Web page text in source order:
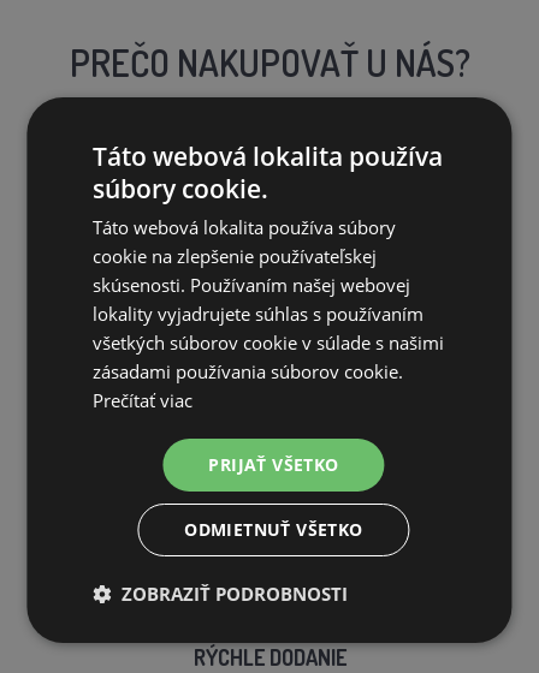
PREČO NAKUPOVAŤ U NÁS?
DOPRAVA ZDARMA
na všetky objednávky od 200€ vrátane DPH.
VLASTNÝ SKLAD
99 % produktov držíme priamo skladom
RÝCHLE DODANIE
Táto webová lokalita používa
súbory cookie.
Táto webová lokalita používa súbory
cookie na zlepšenie používateľskej
skúsenosti. Používaním našej webovej
lokality vyjadrujete súhlas s používaním
všetkých súborov cookie v súlade s našimi
zásadami používania súborov cookie.
Prečítať viac
PRIJAŤ VŠETKO
ODMIETNUŤ VŠETKO
ZOBRAZIŤ PODROBNOSTI